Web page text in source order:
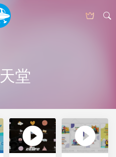
天堂